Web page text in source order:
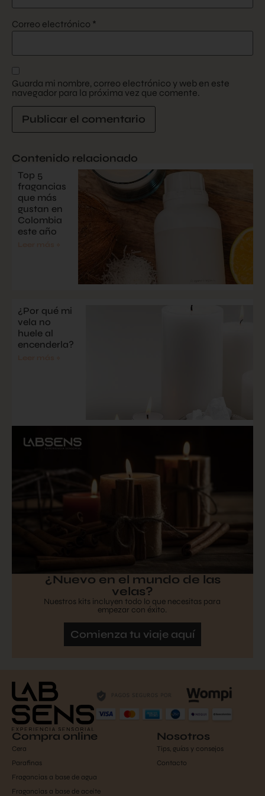
Correo electrónico *
Guarda mi nombre, correo electrónico y web en este
navegador para la próxima vez que comente.
Contenido relacionado
Top 5
fragancias
que más
gustan en
Colombia
este año
¿Por qué mi
vela no
huele al
encenderla?
¿Nuevo en el mundo de las
velas?
Nuestros kits incluyen todo lo que necesitas para
empezar con éxito.
Comienza tu viaje aquí
Compra online
Cera
Parafinas
Fragancias a base de agua
Fragancias a base de aceite
Nosotros
Tips, guías y consejos
Contacto